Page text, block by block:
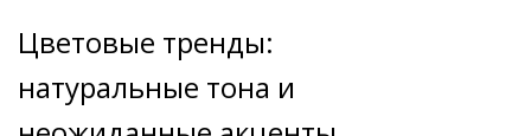
Цветовые тренды:
натуральные тона и